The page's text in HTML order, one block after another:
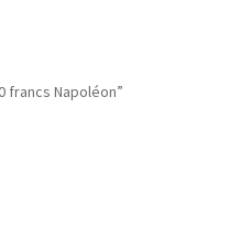
francs Napoléon”